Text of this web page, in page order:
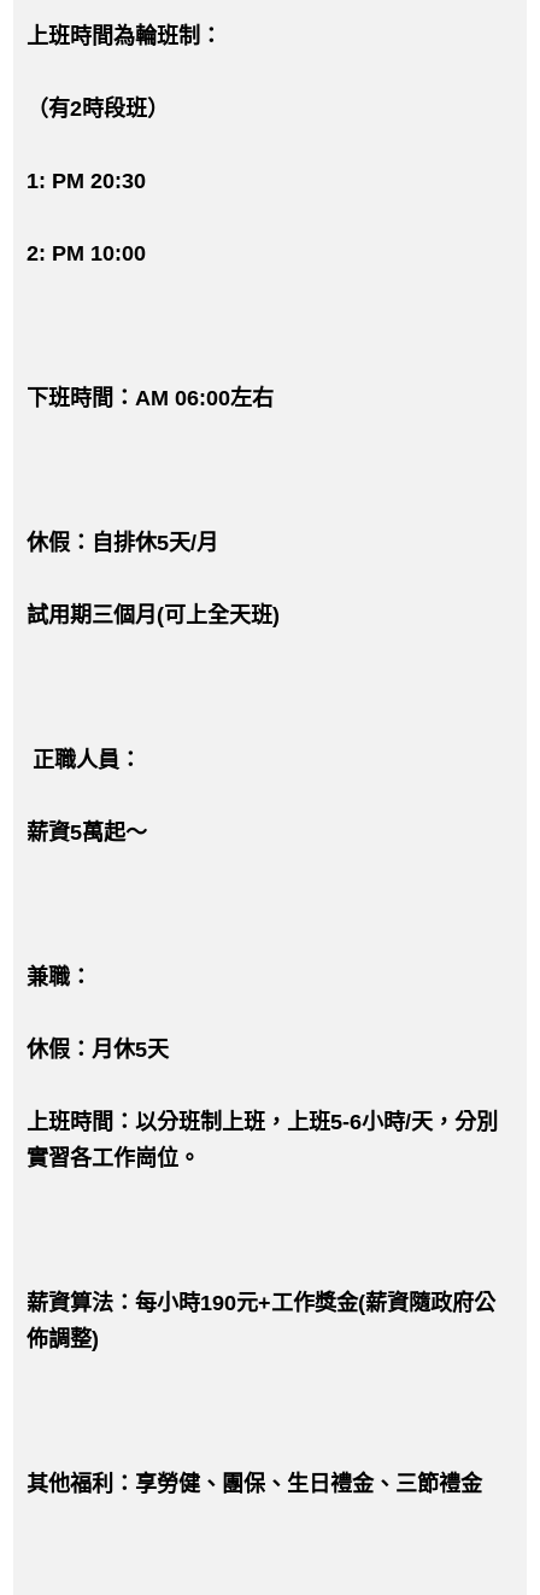
上班時間為輪班制：
（有2時段班）
1: PM 20:30
2: PM 10:00
下班時間：AM 06:00左右
休假：自排休5天/月
試用期三個月(可上全天班)
正職人員：
薪資5萬起～
兼職：
休假：月休5天
上班時間：以分班制上班，上班5-6小時/天，分別
實習各工作崗位。
薪資算法：每小時190元+工作獎金(薪資隨政府公
佈調整)
其他福利：享勞健、團保、生日禮金、三節禮金